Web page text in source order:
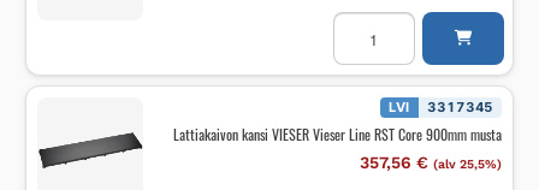
Lattiakaivon
kansi
VIESER
Vieser
Line
800mm
musta
määrä
LVI 3317345
Lattiakaivon kansi VIESER Vieser Line RST Core 900mm musta
357,56 € (alv 25,5%)